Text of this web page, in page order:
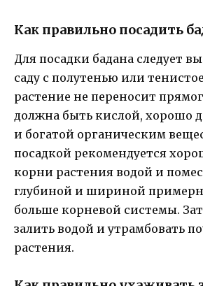
Как правильно посадить
Для посадки бадана следует
саду с полутенью или
растение не переносит
должна быть кислой, хорошо
и богатой органическим
посадкой рекомендуется
корни растения водой и
глубиной и шириной
больше корневой системы.
залить водой и утрамбовать
растения.